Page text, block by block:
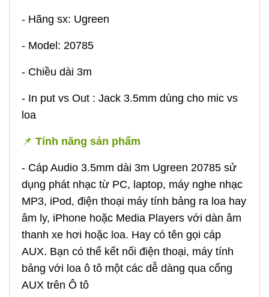
- Hãng sx: Ugreen
- Model: 20785
- Chiều dài 3m
- In put vs Out : Jack 3.5mm dùng cho mic vs
loa
📌 Tính năng sản phẩm
- Cáp Audio 3.5mm dài 3m Ugreen 20785 sử
dụng phát nhạc từ PC, laptop, máy nghe nhạc
MP3, iPod, điện thoại máy tính bảng ra loa hay
âm ly, iPhone hoặc Media Players với dàn âm
thanh xe hơi hoặc loa. Hay có tên gọi cáp
AUX. Bạn có thể kết nối điện thoại, máy tính
bảng với loa ô tô một các dễ dàng qua cổng
AUX trên Ô tô